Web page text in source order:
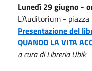
Lunedì 29 giugno -
L’Auditorium -
Presentazione del
QUANDO LA VITA
a cura di Libreria Ubik